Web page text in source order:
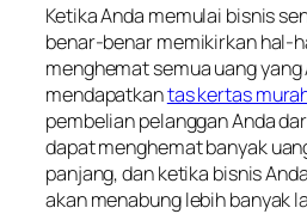
Ketika Anda memulai bisnis
benar-benar memikirkan hal-
menghemat semua uang yang
mendapatkantas kertas
pembelian pelanggan Anda
dapat menghemat banyak
panjang, dan ketika bisnis
akan menabung lebih banyak